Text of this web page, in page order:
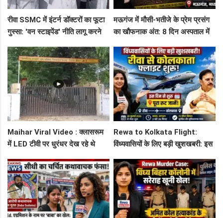
रीवा SSMC में इंटर्न डॉक्टरों का फूटा
गुस्सा: 'वन स्टाइपेंड' नीति लागू करने
छात्र
मऊगंज में मौसी-भतीजे के प्रेम प्रसंग
का खौफनाक अंत: 8 दिन अस्पताल में
आरोप!
Maihar Viral Video : क्लासरूम
में LED टीवी पर धुरंधर देख रहे थे
शिकायत
Rewa to Kolkata Flight:
विंध्यवासियों के लिए बड़ी खुशखबरी: इस
फ्लाइट, जानें पूरा रूट!